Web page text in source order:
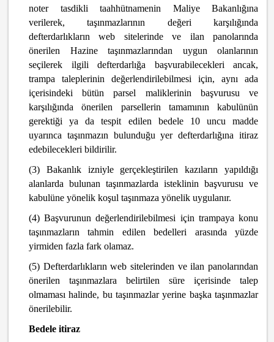
noter tasdikli taahhütnamenin Maliye Bakanlığına
verilerek, taşınmazlarının değeri karşılığında
defterdarlıkların web sitelerinde ve ilan panolarında
önerilen Hazine taşınmazlarından uygun olanlarının
seçilerek ilgili defterdarlığa başvurabilecekleri ancak,
trampa taleplerinin değerlendirilebilmesi için, aynı ada
içerisindeki bütün parsel maliklerinin başvurusu ve
karşılığında önerilen parsellerin tamamının kabulünün
gerektiği ya da tespit edilen bedele 10 uncu madde
uyarınca taşınmazın bulunduğu yer defterdarlığına itiraz
edebilecekleri bildirilir.
(3) Bakanlık izniyle gerçekleştirilen kazıların yapıldığı
alanlarda bulunan taşınmazlarda isteklinin başvurusu ve
kabulüne yönelik koşul taşınmaza yönelik uygulanır.
(4) Başvurunun değerlendirilebilmesi için trampaya konu
taşınmazların tahmin edilen bedelleri arasında yüzde
yirmiden fazla fark olamaz.
(5) Defterdarlıkların web sitelerinden ve ilan panolarından
önerilen taşınmazlara belirtilen süre içerisinde talep
olmaması halinde, bu taşınmazlar yerine başka taşınmazlar
önerilebilir.
Bedele itiraz